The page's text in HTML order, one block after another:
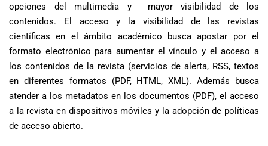
opciones del multimedia y mayor visibilidad de los
contenidos. El acceso y la visibilidad de las revistas
científicas en el ámbito académico busca apostar por el
formato electrónico para aumentar el vínculo y el acceso a
los contenidos de la revista (servicios de alerta, RSS, textos
en diferentes formatos (PDF, HTML, XML). Además busca
atender a los metadatos en los documentos (PDF), el acceso
a la revista en dispositivos móviles y la adopción de políticas
de acceso abierto.